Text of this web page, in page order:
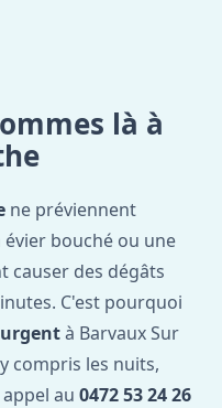
là à
ne préviennent
évier bouché ou une
causer des dégâts
C'est pourquoi
à Barvaux Sur
compris les nuits,
au 0472 53 24 26